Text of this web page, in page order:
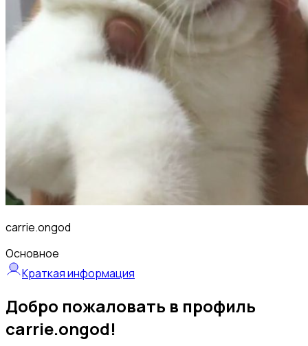
carrie.ongod
Основное
Краткая информация
Добро пожаловать в профиль
carrie.ongod!